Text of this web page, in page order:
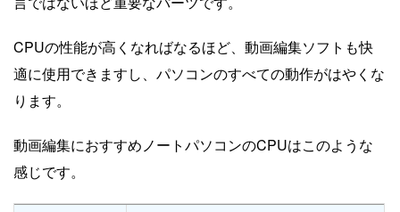
CPUの性能が高くなればなるほど、動画編集ソフトも快
適に使用できますし、パソコンのすべての動作がはやくな
ります。
動画編集におすすめノートパソコンのCPUはこのような
感じです。